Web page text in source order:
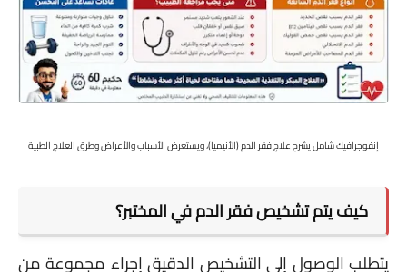
إنفوجرافيك شامل يشرح علاج فقر الدم (الأنيميا)، ويستعرض الأسباب والأعراض وطرق العلاج الطبية
كيف يتم تشخيص فقر الدم في المختبر؟
يتطلب الوصول إلى التشخيص الدقيق إجراء مجموعة من